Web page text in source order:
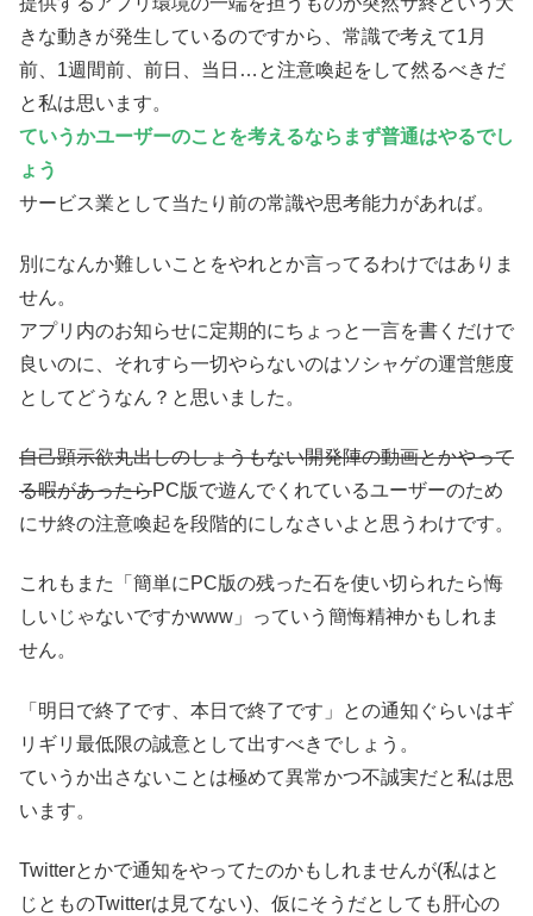
きな動きが発生しているのですから、常識で考えて1月
前、1週間前、前日、当日…と注意喚起をして然るべきだ
と私は思います。
ていうかユーザーのことを考えるならまず普通はやるでし
ょう
サービス業として当たり前の常識や思考能力があれば。
別になんか難しいことをやれとか言ってるわけではありま
せん。
アプリ内のお知らせに定期的にちょっと一言を書くだけで
良いのに、それすら一切やらないのはソシャゲの運営態度
としてどうなん？と思いました。
自己顕示欲丸出しのしょうもない開発陣の動画とかやって
る暇があったらPC版で遊んでくれているユーザーのため
にサ終の注意喚起を段階的にしなさいよと思うわけです。
これもまた「簡単にPC版の残った石を使い切られたら悔
しいじゃないですかwww」っていう簡悔精神かもしれま
せん。
「明日で終了です、本日で終了です」との通知ぐらいはギ
リギリ最低限の誠意として出すべきでしょう。
ていうか出さないことは極めて異常かつ不誠実だと私は思
います。
Twitterとかで通知をやってたのかもしれませんが(私はと
じとものTwitterは見てない)、仮にそうだとしても肝心の